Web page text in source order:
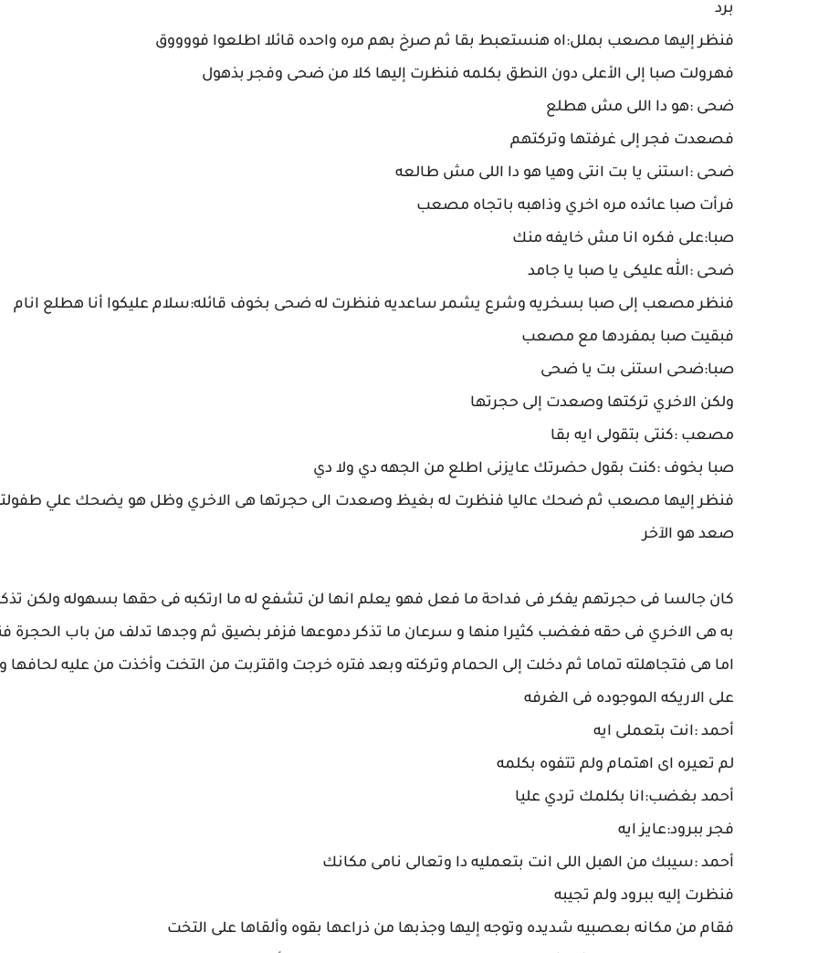
برد
فنظر إليها مصعب بملل:اه هنستعبط بقا ثم صرخ بهم مره واحده قائلا اطلعوا فووووق
فهرولت صبا إلى الأعلى دون النطق بكلمه فنظرت إليها كلا من ضحى وفجر بذهول
ضحى :هو دا اللى مش هطلع
فصعدت فجر إلى غرفتها وتركتهم
ضحى :استنى يا بت انتى وهيا هو دا اللى مش طالعه
فرأت صبا عائده مره اخري وذاهبه باتجاه مصعب
صبا:على فكره انا مش خايفه منك
ضحى :الله عليكى يا صبا يا جامد
فنظر مصعب إلى صبا بسخريه وشرع يشمر ساعديه فنظرت له ضحى بخوف قائله:سلام عليكوا أنا هطلع انام
فبقيت صبا بمفردها مع مصعب
صبا:ضحى استنى بت يا ضحى
ولكن الاخري تركتها وصعدت إلى حجرتها
مصعب :كنتى بتقولى ايه بقا
صبا بخوف :كنت بقول حضرتك عايزنى اطلع من الجهه دي ولا دي
فنظر إليها مصعب ثم ضحك عاليا فنظرت له بغيظ وصعدت الى حجرتها هى الاخري وظل هو يضحك علي
صعد هو الآخر
كان جالسا فى حجرتهم يفكر فى فداحة ما فعل فهو يعلم انها لن تشفع له ما ارتكبه فى حقها بسهوله ولكن
به هى الاخري فى حقه فغضب كثيرا منها و سرعان ما تذكر دموعها فزفر بضيق ثم وجدها تدلف من باب الحجرة
اما هى فتجاهلته تماما ثم دخلت إلى الحمام وتركته وبعد فتره خرجت واقتربت من التخت وأخذت من عليه
على الاريكه الموجوده فى الغرفه
أحمد :انت بتعملى ايه
لم تعيره اى اهتمام ولم تتفوه بكلمه
أحمد بغضب:انا بكلمك تردي عليا
فجر ببرود:عايز ايه
أحمد :سيبك من الهبل اللى انت بتعمليه دا وتعالى نامى مكانك
فنظرت إليه ببرود ولم تجيبه
فقام من مكانه بعصبيه شديده وتوجه إليها وجذبها من ذراعها بقوه وألقاها على التخت